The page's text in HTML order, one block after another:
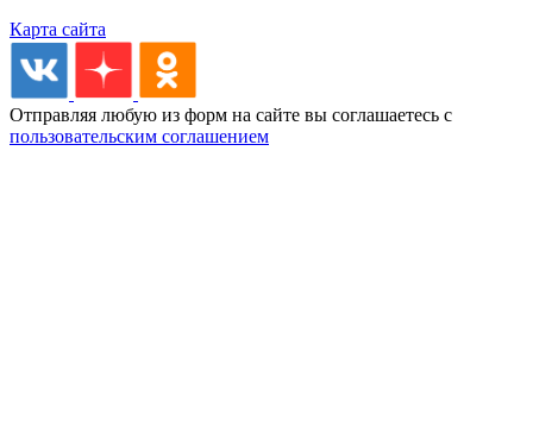
Карта сайта
Отправляя любую из форм на сайте вы соглашаетесь с
пользовательским соглашением